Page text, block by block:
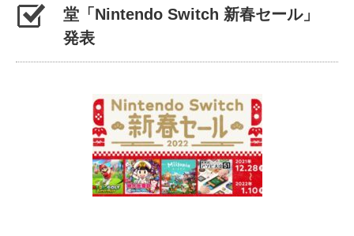
堂「Nintendo Switch 新春セール」
発表